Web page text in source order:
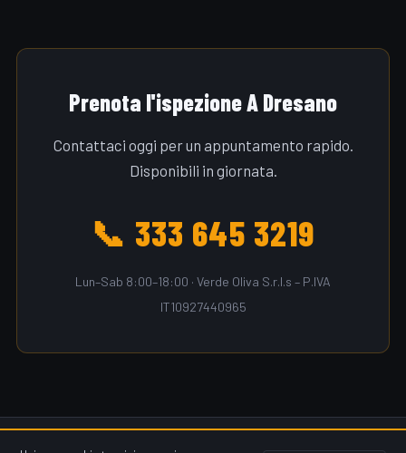
Prenota l'ispezione A Dresano
Contattaci oggi per un appuntamento rapido.
Disponibili in giornata.
📞 333 645 3219
Lun–Sab 8:00–18:00 · Verde Oliva S.r.l.s – P.IVA
IT10927440965